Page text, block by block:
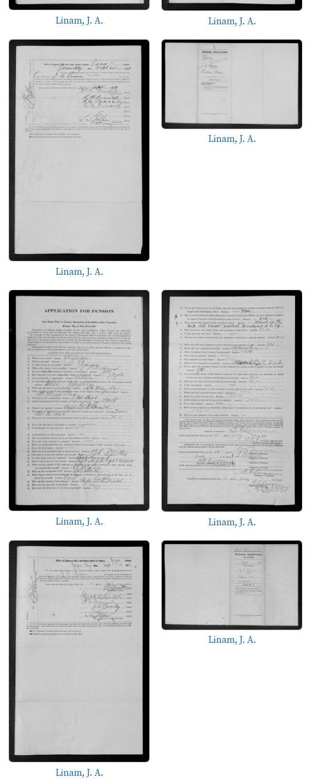
Linam, J. A. Linam, J. A.
Linam, J. A.
Linam, J. A.
Linam, J. A. Linam, J. A.
Linam, J. A.
Linam, J. A.